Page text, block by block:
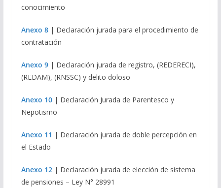
conocimiento
Anexo 8| Declaración jurada para el procedimiento de
contratación
Anexo 9| Declaración jurada de registro, (REDERECI),
(REDAM), (RNSSC) y delito doloso
Anexo 10| Declaración Jurada de Parentesco y
Nepotismo
Anexo 11 | Declaración jurada de doble percepción en
el Estado
Anexo 12| Declaración jurada de elección de sistema
de pensiones – Ley N° 28991